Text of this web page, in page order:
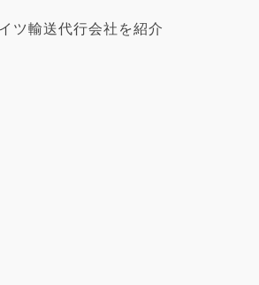
ツ輸送代行会社を紹介